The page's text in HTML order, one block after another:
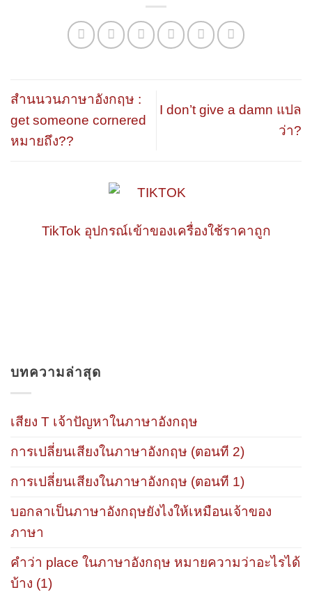
สำนนวนภาษาอังกฤษ :
get someone cornered
หมายถึง??
I don’t give a damn แปล
ว่า?
TikTok อุปกรณ์เข้าของเครื่องใช้ราคาถูก
บทความล่าสุด
เสียง T เจ้าปัญหาในภาษาอังกฤษ
การเปลี่ยนเสียงในภาษาอังกฤษ (ตอนที 2)
การเปลี่ยนเสียงในภาษาอังกฤษ (ตอนที 1)
บอกลาเป็นภาษาอังกฤษยังไงให้เหมือนเจ้าของ
ภาษา
คำว่า place ในภาษาอังกฤษ หมายความว่าอะไรได้
บ้าง (1)